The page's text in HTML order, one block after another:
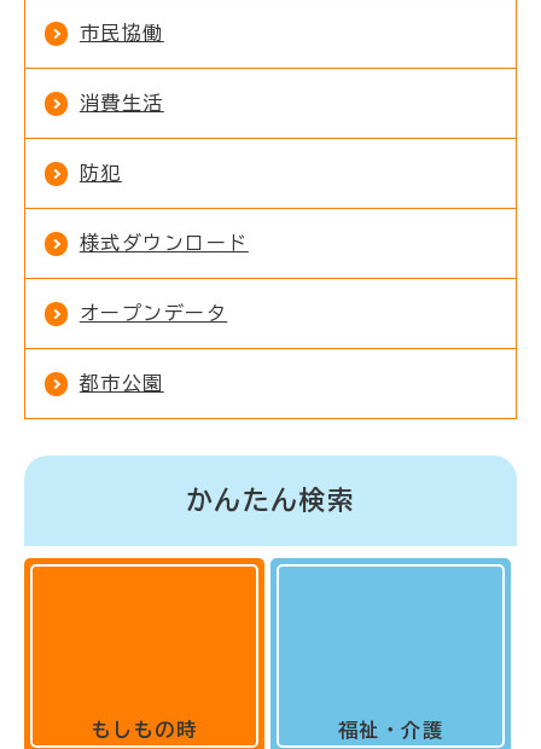
市民協働
消費生活
防犯
様式ダウンロード
オープンデータ
都市公園
かんたん検索
もしもの時 福祉・介護